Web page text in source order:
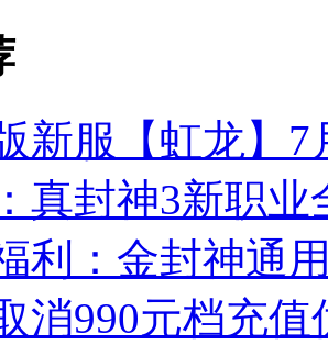
新服【虹龙】7
真封神3新职业
利：金封神通
消990元档充值